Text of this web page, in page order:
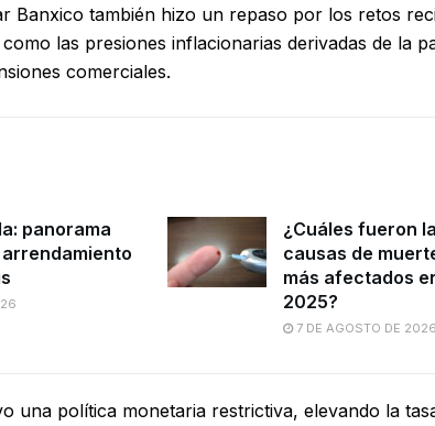
Banxico también hizo un repaso por los retos
las presiones inflacionarias derivadas de la
comerciales.
panorama
¿Cuáles fueron
causas de
más afectados
2025?
7 DE AGOSTO DE 2026
una política monetaria restrictiva, elevando la